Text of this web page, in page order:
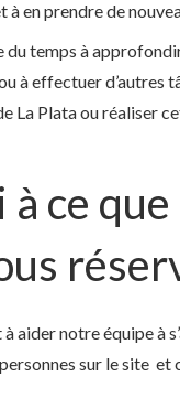
à en prendre de
du temps à
à effectuer d’autres
La Plata ou réaliser
ce que
aider notre équipe à
sur le site et